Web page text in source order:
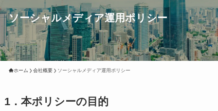
ソーシャルメディア運用ポリシー
ホーム 会社概要 ソーシャルメディア運用ポリシー
1．本ポリシーの目的